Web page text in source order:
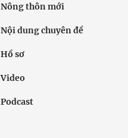
Nông thôn mới
Nội dung chuyên đề
Hồ sơ
Video
Podcast